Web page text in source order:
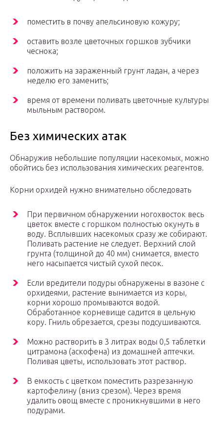
поместить в почву апельсиновую кожуру;
оставить возле цветочных горшков зубчики
чеснока;
положить на зараженный грунт ладан, а через
неделю его заменить;
время от времени поливать цветочные культуры
мыльным раствором.
Без химических атак
Обнаружив небольшие популяции насекомых, можно
обойтись без использования химических реагентов.
Корни орхидей нужно внимательно обследовать
При первичном обнаружении ногохвосток весь
цветок вместе с горшком полностью окунуть в
воду. Всплывших насекомых сразу же собирают.
Поливать растение не следует. Верхний слой
грунта (толщиной до 40 мм) снимается, вместо
него насыпается чистый сухой песок.
Если вредители подуры обнаружены в вазоне с
орхидеями, растение вынимается из коры,
корни хорошо промываются водой.
Обработанное корневище садится в цельную
кору. Гниль обрезается, срезы подсушиваются.
Можно растворить в 3 литрах воды 0,5 таблетки
цитрамона (аскофена) из домашней аптечки.
Поливая цветы, использовать этот раствор.
В емкость с цветком поместить разрезанную
картофелину (вниз срезом). Через время
удалить овощ вместе с проникнувшими в него
подурами.